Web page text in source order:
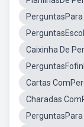
Caixinha De
Cartas
Charadas